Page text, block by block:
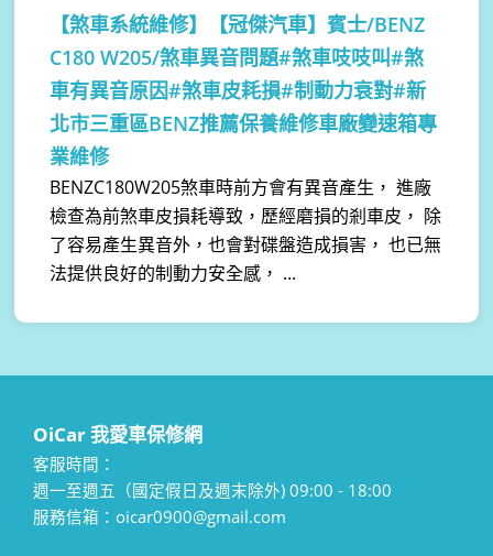
【煞車系統維修】
【冠傑汽車】賓士/BENZ
C180 W205/煞車異音問題#煞車吱吱叫#煞
車有異音原因#煞車皮耗損#制動力衰對#新
北市三重區BENZ推薦保養維修車廠變速箱專
業維修
BENZC180W205煞車時前方會有異音產生， 進廠
檢查為前煞車皮損耗導致，歷經磨損的剎車皮， 除
了容易產生異音外，也會對碟盤造成損害， 也已無
法提供良好的制動力安全感， ...
OiCar 我愛車保修網
客服時間：
週一至週五（國定假日及週末除外) 09:00 - 18:00
服務信箱：oicar0900@gmail.com